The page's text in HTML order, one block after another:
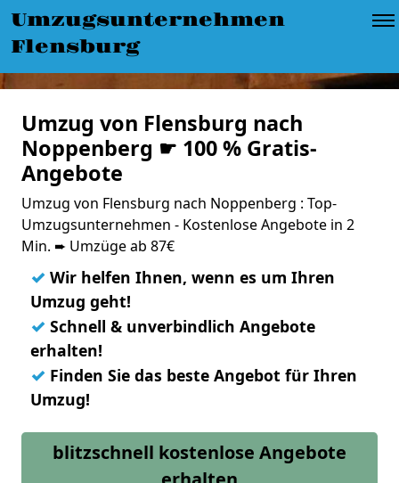
Umzugsunternehmen
Flensburg
Umzug von Flensburg nach
Noppenberg ☛ 100 % Gratis-
Angebote
Umzug von Flensburg nach Noppenberg : Top-
Umzugsunternehmen - Kostenlose Angebote in 2
Min. ➨ Umzüge ab 87€
✓ Wir helfen Ihnen, wenn es um Ihren
Umzug geht!
✓ Schnell & unverbindlich Angebote
erhalten!
✓ Finden Sie das beste Angebot für Ihren
Umzug!
blitzschnell kostenlose Angebote